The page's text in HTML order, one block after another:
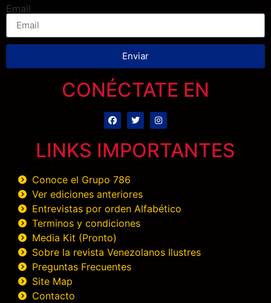
Email
Enviar
CONÉCTATE EN
LINKS IMPORTANTES
Conoce el Grupo 786
Ver ediciones anteriores
Entrevistas por orden Alfabético
Terminos y condiciones
Media Kit (Pronto)
Sobre la revista Venezolanos Ilustres
Preguntas Frecuentes
Site Map
Contacto